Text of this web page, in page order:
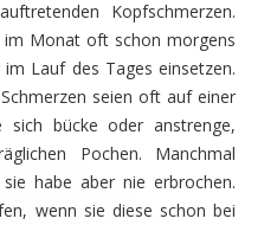
Kopfschmerzen.
im Monat oft schon morgens
Lauf des Tages einsetzen.
seien oft auf einer
sich bücke oder anstrenge,
Pochen. Manchmal
habe aber nie erbrochen.
wenn sie diese schon bei